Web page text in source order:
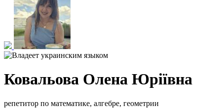
Ковальова Олена Юріївна
репетитор по математике, алгебре, геометрии